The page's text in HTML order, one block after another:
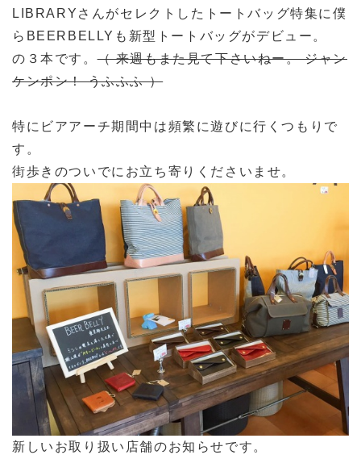
LIBRARYさんがセレクトしたトートバッグ特集に僕
らBEERBELLYも新型トートバッグがデビュー。
の３本です。（ 来週もまた見て下さいねー。 ジャン
ケンポン！ うふふふ ）
特にビアアーチ期間中は頻繁に遊びに行くつもりで
す。
街歩きのついでにお立ち寄りくださいませ。
新しいお取り扱い店舗のお知らせです。